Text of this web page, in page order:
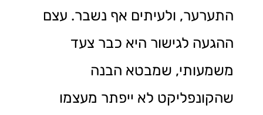
התערער, ולעיתים אף נשבר. עצם
ההגעה לגישור היא כבר צעד
משמעותי, שמבטא הבנה
שהקונפליקט לא ייפתר מעצמו